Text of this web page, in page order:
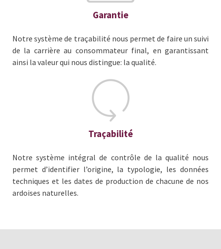
Garantie
Notre système de traçabilité nous permet de faire un suivi
de la carrière au consommateur final, en garantissant
ainsi la valeur qui nous distingue: la qualité.
Traçabilité
Notre système intégral de contrôle de la qualité nous
permet d’identifier l’origine, la typologie, les données
techniques et les dates de production de chacune de nos
ardoises naturelles.